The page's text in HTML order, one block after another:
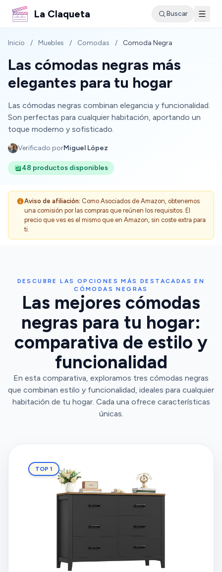
La Claqueta Buscar
Inicio / Muebles / Comodas / Comoda Negra
Las cómodas negras más
elegantes para tu hogar
Las cómodas negras combinan elegancia y funcionalidad.
Son perfectas para cualquier habitación, aportando un
toque moderno y sofisticado.
Verificado porMiguel López
48 productos disponibles
Aviso de afiliación: Como Asociados de Amazon, obtenemos
una comisión por las compras que reúnen los requisitos. El
precio que ves es el mismo que en Amazon, sin coste extra para
ti.
DESCUBRE LAS OPCIONES MÁS DESTACADAS EN
CÓMODAS NEGRAS
Las mejores cómodas
negras para tu hogar:
comparativa de estilo y
funcionalidad
En esta comparativa, exploramos tres cómodas negras
que combinan estilo y funcionalidad, ideales para cualquier
habitación de tu hogar. Cada una ofrece características
únicas.
TOP 1